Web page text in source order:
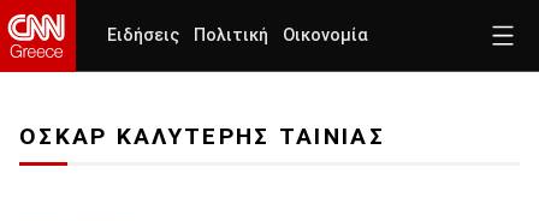
Ειδήσεις Πολιτική Οικονομία
ΟΣΚΑΡ ΚΑΛΥΤΕΡΗΣ ΤΑΙΝΙΑΣ